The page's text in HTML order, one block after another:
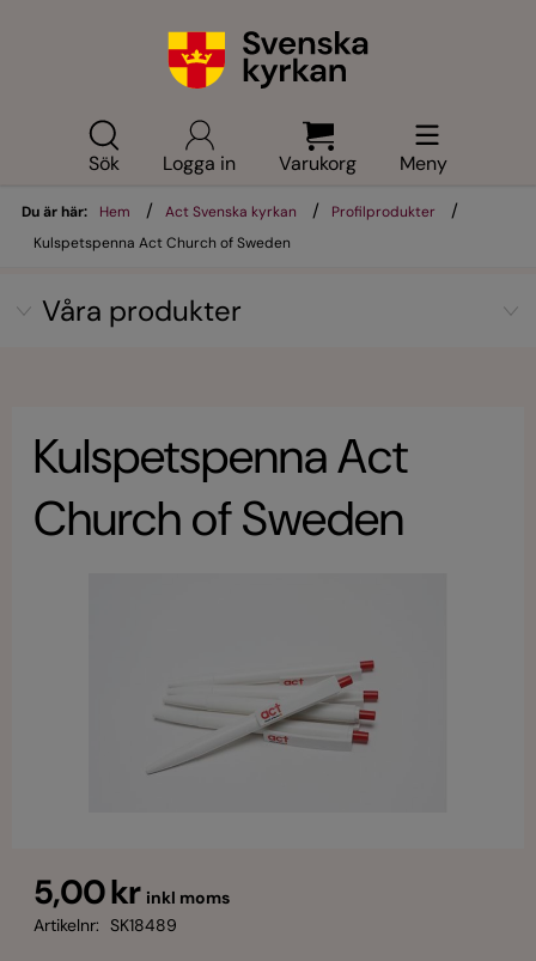
Sök Logga in Varukorg Meny
Du är här: Hem / Act Svenska kyrkan / Profilprodukter /
Kulspetspenna Act Church of Sweden
Våra produkter
Kulspetspenna Act
Church of Sweden
5,00 kr inkl moms
Artikelnr: SK18489